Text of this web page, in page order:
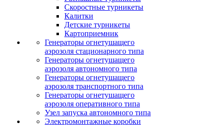
Скоростные турникеты
Калитки
Детские турникеты
Картоприемник
Генераторы огнетушащего
аэрозоля стационарного типа
Генераторы огнетушащего
аэрозоля автономного типа
Генераторы огнетушащего
аэрозоля транспортного типа
Генераторы огнетушащего
аэрозоля оперативного типа
Узел запуска автономного типа
Электромонтажные коробки